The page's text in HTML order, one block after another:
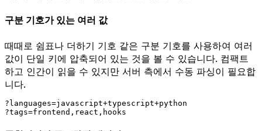
구분 기호가 있는 여러 값
때때로 쉼표나 더하기 기호 같은 구분 기호를 사용하여 여러
값이 단일 키에 압축되어 있는 것을 볼 수 있습니다. 컴팩트
하고 인간이 읽을 수 있지만 서버 측에서 수동 파싱이 필요합
니다.
?languages=javascript+typescript+python
?tags=frontend,react,hooks